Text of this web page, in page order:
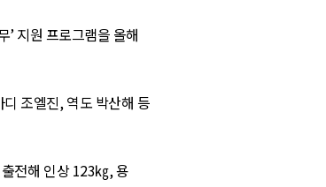
’ 지원 프로그램을 올해
조엘진,역도 박산해 등
전해 인상123㎏,용